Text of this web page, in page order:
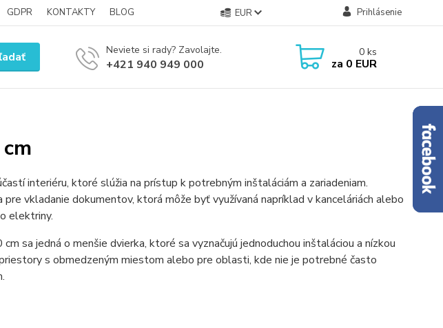
GDPR KONTAKTY BLOG EUR Prihlásenie
Neviete si rady? Zavolajte.
+421 940 949 000
0 ks
za 0 EUR
interiéru, ktoré slúžia na prístup k potrebným inštaláciám a zariadeniam.
vkladanie dokumentov, ktorá môže byť využívaná napríklad v kanceláriách alebo
elektriny.
sa jedná o menšie dvierka, ktoré sa vyznačujú jednoduchou inštaláciou a nízkou
s obmedzeným miestom alebo pre oblasti, kde nie je potrebné často